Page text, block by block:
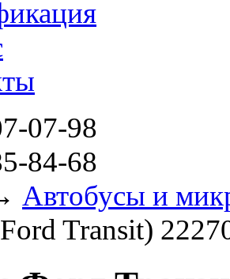
07-98
84-68
Автобусы и
Transit)